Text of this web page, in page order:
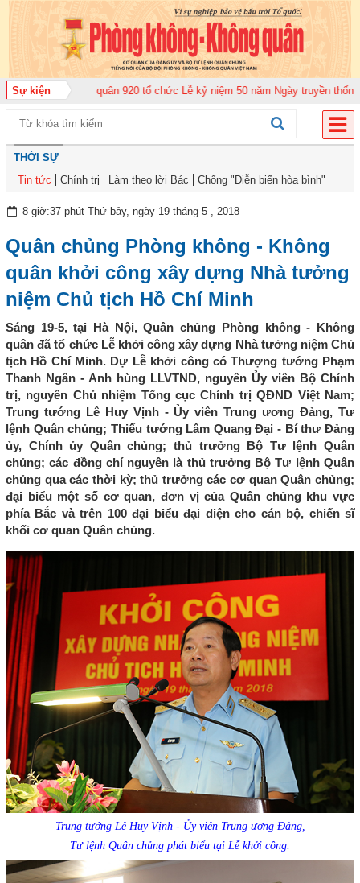
Sự kiện
đoàn Không quân 920 tổ chức Lễ kỷ niệm 50 năm Ngày truyền thống (12-
THỜI SỰ
Tin tức
Chính trị Làm theo lời Bác Chống "Diễn biến hòa bình"
8 giờ:37 phút Thứ bảy, ngày 19 tháng 5 , 2018
Quân chủng Phòng không - Không
quân khởi công xây dựng Nhà tưởng
niệm Chủ tịch Hồ Chí Minh
Sáng 19-5, tại Hà Nội, Quân chủng Phòng không - Không
quân đã tổ chức Lễ khởi công xây dựng Nhà tưởng niệm Chủ
tịch Hồ Chí Minh. Dự Lễ khởi công có Thượng tướng Phạm
Thanh Ngân - Anh hùng LLVTND, nguyên Ủy viên Bộ Chính
trị, nguyên Chủ nhiệm Tổng cục Chính trị QĐND Việt Nam;
Trung tướng Lê Huy Vịnh - Ủy viên Trung ương Đảng, Tư
lệnh Quân chủng; Thiếu tướng Lâm Quang Đại - Bí thư Đảng
ủy, Chính ủy Quân chủng; thủ trưởng Bộ Tư lệnh Quân
chủng; các đồng chí nguyên là thủ trưởng Bộ Tư lệnh Quân
chủng qua các thời kỳ; thủ trưởng các cơ quan Quân chủng;
đại biểu một số cơ quan, đơn vị của Quân chủng khu vực
phía Bắc và trên 100 đại biểu đại diện cho cán bộ, chiến sĩ
khối cơ quan Quân chủng.
Trung tướng Lê Huy Vịnh - Ủy viên Trung ương Đảng,
Tư lệnh Quân chủng phát biểu tại Lễ khởi công.